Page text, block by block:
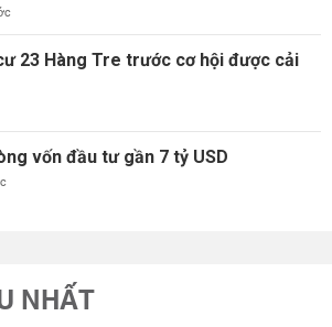
23 Hàng Tre trước cơ hội được cải
vốn đầu tư gần 7 tỷ USD
NHẤT